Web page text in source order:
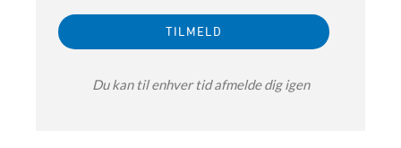
Du kan til enhver tid afmelde dig igen